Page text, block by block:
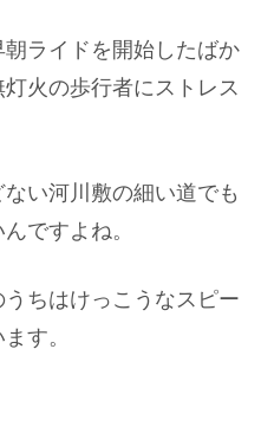
ライドを開始したばか
火の歩行者にストレス
い河川敷の細い道でも
ですよね。
ちはけっこうなスピー
す。